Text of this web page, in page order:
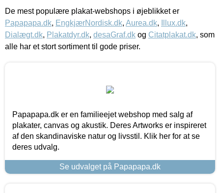
De mest populære plakat-webshops i øjeblikket er
Papapapa.dk, EngkjærNordisk.dk, Aurea.dk, Illux.dk,
Dialægt.dk, Plakatdyr.dk, desaGraf.dk og Citatplakat.dk, som
alle har et stort sortiment til gode priser.
Papapapa.dk er en familieejet webshop med salg af
plakater, canvas og akustik. Deres Artworks er inspireret
af den skandinaviske natur og livsstil. Klik her for at se
deres udvalg.
Se udvalget på Papapapa.dk